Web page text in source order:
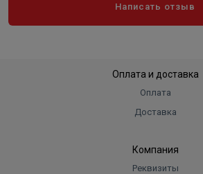
Написать отзыв
Оплата и доставка
Оплата
Доставка
Компания
Реквизиты